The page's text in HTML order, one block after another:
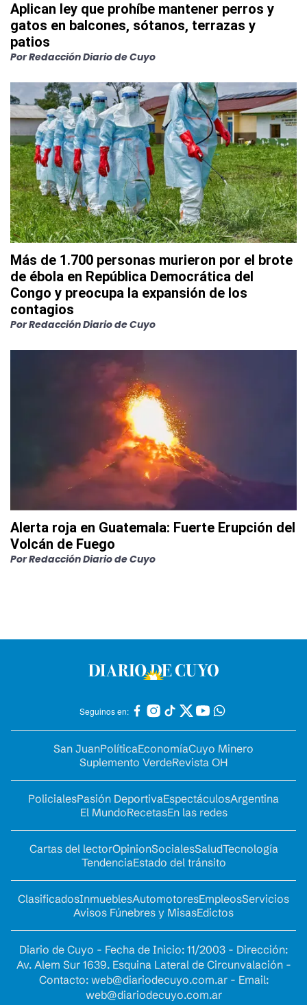
Aplican ley que prohíbe mantener perros y
gatos en balcones, sótanos, terrazas y
patios
PorRedacción Diario de Cuyo
Más de 1.700 personas murieron por el brote
de ébola en República Democrática del
Congo y preocupa la expansión de los
contagios
PorRedacción Diario de Cuyo
Alerta roja en Guatemala: Fuerte Erupción del
Volcán de Fuego
PorRedacción Diario de Cuyo
Seguinos en:
San JuanPolíticaEconomíaCuyo Minero
Suplemento VerdeRevista OH
PolicialesPasión DeportivaEspectáculosArgentina
El MundoRecetasEn las redes
Cartas del lectorOpinionSocialesSaludTecnología
TendenciaEstado del tránsito
ClasificadosInmueblesAutomotoresEmpleosServicios
Avisos Fúnebres y MisasEdictos
Diario de Cuyo - Fecha de Inicio: 11/2003 - Dirección:
Av. Alem Sur 1639. Esquina Lateral de Circunvalación -
Contacto: web@diariodecuyo.com.ar- Email:
web@diariodecuyo.com.ar